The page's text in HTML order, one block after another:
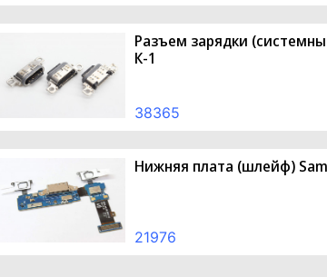
Разъем зарядки
К-1
38365
Нижняя плата (шлейф)
21976